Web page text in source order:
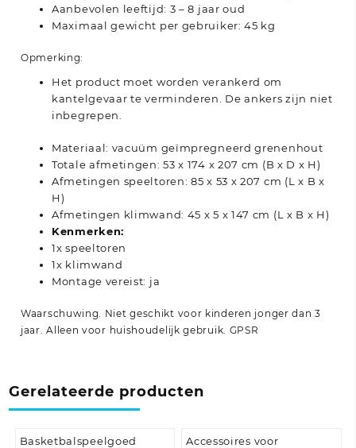
Aanbevolen leeftijd: 3 – 8 jaar oud
Maximaal gewicht per gebruiker: 45 kg
Opmerking:
Het product moet worden verankerd om
kantelgevaar te verminderen. De ankers zijn niet
inbegrepen.
Materiaal: vacuüm geïmpregneerd grenenhout
Totale afmetingen: 53 x 174 x 207 cm (B x D x H)
Afmetingen speeltoren: 85 x 53 x 207 cm (L x B x
H)
Afmetingen klimwand: 45 x 5 x 147 cm (L x B x H)
Kenmerken:
1x speeltoren
1x klimwand
Montage vereist: ja
Waarschuwing. Niet geschikt voor kinderen jonger dan 3
jaar. Alleen voor huishoudelijk gebruik. GPSR
Gerelateerde producten
Basketbalspeelgoed
Accessoires voor